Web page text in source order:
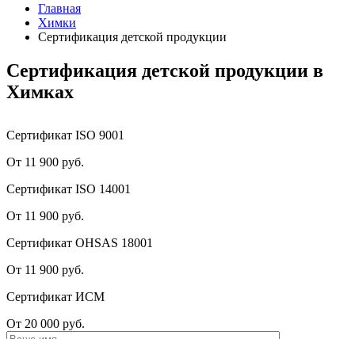
Главная
Химки
Сертификация детской продукции
Сертификация детской продукции в
Химках
Сертификат ISO 9001
От 11 900 руб.
Сертификат ISO 14001
От 11 900 руб.
Сертификат OHSAS 18001
От 11 900 руб.
Сертификат ИСМ
От 20 000 руб.